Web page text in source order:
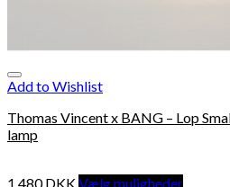
Add to Wishlist
Thomas Vincent x BANG – Lop
lamp
1.480DKKVælg muligheder